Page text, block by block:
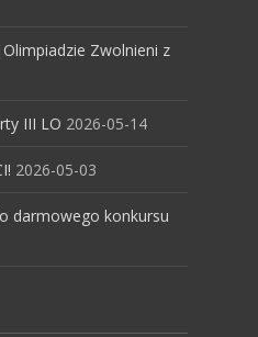
Zwolnieni z
III LO 2026-05-14
2026-05-03
darmowego konkursu